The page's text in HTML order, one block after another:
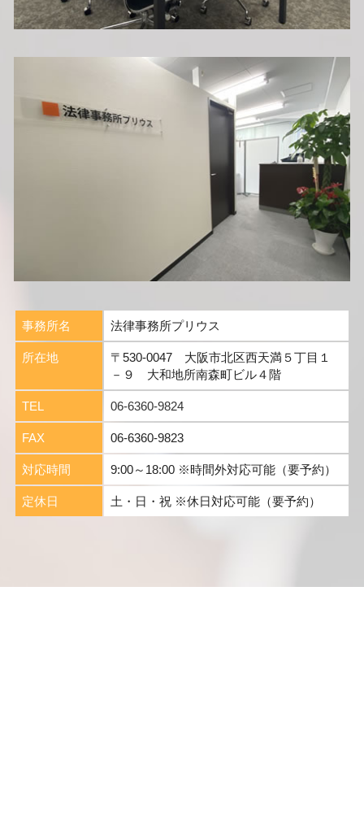
事務所名 法律事務所プリウス
所在地
〒530-0047 大阪市北区西天満５丁目１
－９ 大和地所南森町ビル４階
TEL 06-6360-9824
FAX 06-6360-9823
対応時間 9:00～18:00 ※時間外対応可能（要予約）
定休日 土・日・祝 ※休日対応可能（要予約）